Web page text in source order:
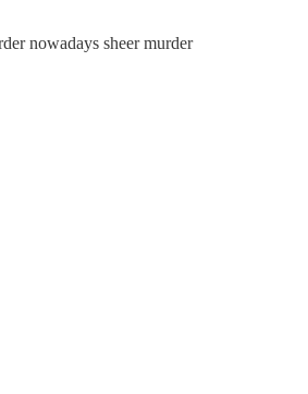
nowadays sheer murder